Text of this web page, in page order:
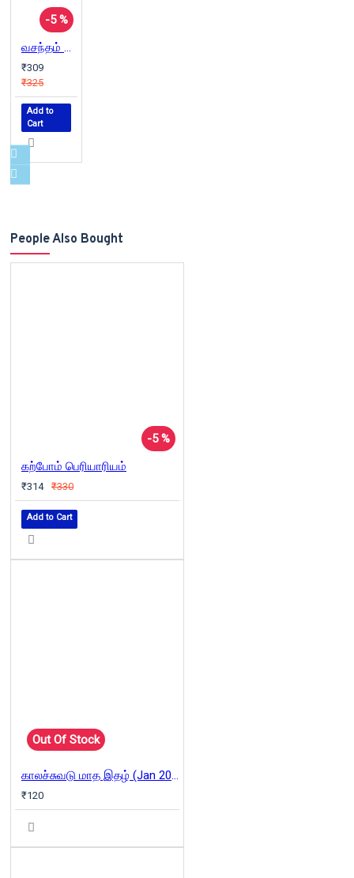
-5 %
வசந்தம் வராத காட்டில் பறவையின் ஓர் அழைப்பு
₹309
₹325
Add to
Cart
People Also Bought
-5 %
கற்போம் பெரியாரியம்
₹314 ₹330
Add to Cart
Out Of Stock
காலச்சுவடு மாத இதழ் (Jan 2025)
₹120